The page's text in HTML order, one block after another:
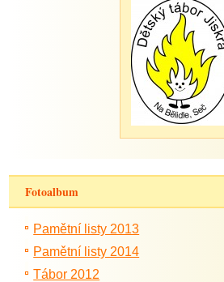
Fotoalbum
Pamětní listy 2013
Pamětní listy 2014
Tábor 2012